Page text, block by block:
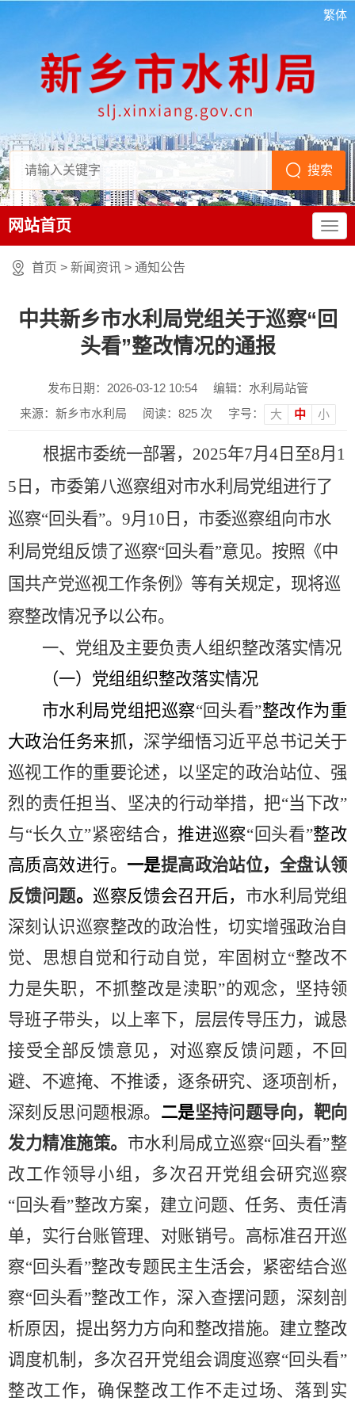
繁体
网站首页
首页 > 新闻资讯 > 通知公告
中共新乡市水利局党组关于巡察“回
头看”整改情况的通报
发布日期：2026-03-12 10:54
编辑：水利局站管
来源：新乡市水利局
阅读： 825次 字号： 大 中 小
根据市委统一部署， 2025年7月 4 日至8月 1
5 日，市委第八巡察组对市水利局党组进行了
巡察“回头看”。 9月 10 日， 市委巡察组向市水
利局党组反馈了巡察“回头看”意见。 按照《中
国共产党巡视工作条例》等有关规定，现将巡
察整改情况予以公布。
一、党组及主要负责人组织整改落实情况
（一）党组组织整改落实情况
市水利局党组把巡察“回头看”整改作为重
大政治任务来抓， 深学细悟习近平总书记关于
巡视工作的重要论述，以坚定的政治站位、强
烈的责任担当、坚决的行动举措，把“当下改”
与“长久立”紧密结合，推进巡察“回头看”整改
高质高效进行。 一是提高政治站位， 全盘认领
反馈问题。 巡察反馈会召开后， 市水利局党组
深刻认识巡察整改的政治性，切实增强政治自
觉、思想自觉和行动自觉，牢固树立“整改不
力是失职，不抓整改是渎职”的观念，坚持领
导班子带头，以上率下，层层传导压力，诚恳
接受全部反馈意见，对巡察反馈问题，不回
避、不遮掩、不推诿，逐条研究、逐项剖析，
深刻反思问题根源。 二是坚持问题导向，靶向
发力精准施策。 市水利局成立巡察“回头看”整
改工作领导小组， 多次召开党组会研究巡察
“回头看”整改方案，建立问题、任务、责任清
单，实行台账管理、对账销号。高标准召开巡
察“回头看”整改专题民主生活会，紧密结合巡
察“回头看”整改工作，深入查摆问题，深刻剖
析原因，提出努力方向和整改措施。建立整改
调度机制， 多次召开党组会调度巡察“回头看”
整改工作，确保整改工作不走过场、落到实